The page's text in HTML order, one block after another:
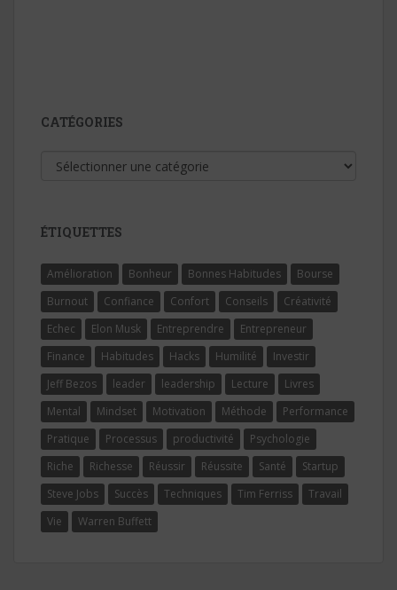
CATÉGORIES
Catégories
ÉTIQUETTES
Amélioration Bonheur Bonnes Habitudes
Bourse
Burnout
Confiance Confort Conseils
Créativité
Echec
Elon Musk Entreprendre
Entrepreneur
Finance
Habitudes Hacks Humilité
Investir
Jeff Bezos
leader leadership Lecture
Livres
Mental
Mindset Motivation Méthode
Performance
Pratique
Processus productivité
Psychologie
Riche
Richesse Réussir Réussite Santé
Startup
Steve Jobs
Succès Techniques Tim Ferriss
Travail
Vie
Warren Buffett